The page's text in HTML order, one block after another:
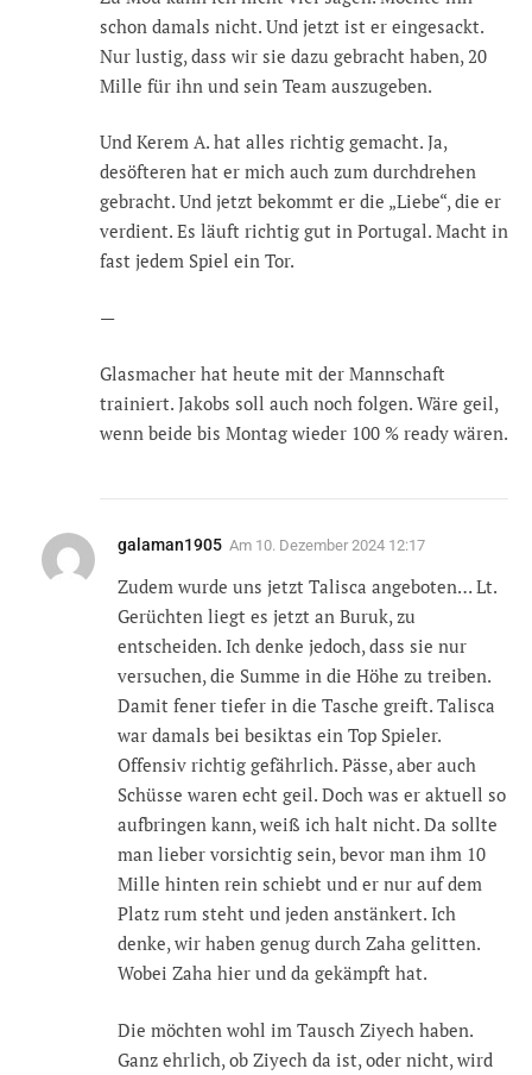
schon damals nicht. Und jetzt ist er eingesackt.
Nur lustig, dass wir sie dazu gebracht haben, 20
Mille für ihn und sein Team auszugeben.
Und Kerem A. hat alles richtig gemacht. Ja,
desöfteren hat er mich auch zum durchdrehen
gebracht. Und jetzt bekommt er die „Liebe“, die er
verdient. Es läuft richtig gut in Portugal. Macht in
fast jedem Spiel ein Tor.
—
Glasmacher hat heute mit der Mannschaft
trainiert. Jakobs soll auch noch folgen. Wäre geil,
wenn beide bis Montag wieder 100 % ready wären.
galaman1905 Am 10. Dezember 2024 12:17
Zudem wurde uns jetzt Talisca angeboten… Lt.
Gerüchten liegt es jetzt an Buruk, zu
entscheiden. Ich denke jedoch, dass sie nur
versuchen, die Summe in die Höhe zu treiben.
Damit fener tiefer in die Tasche greift. Talisca
war damals bei besiktas ein Top Spieler.
Offensiv richtig gefährlich. Pässe, aber auch
Schüsse waren echt geil. Doch was er aktuell so
aufbringen kann, weiß ich halt nicht. Da sollte
man lieber vorsichtig sein, bevor man ihm 10
Mille hinten rein schiebt und er nur auf dem
Platz rum steht und jeden anstänkert. Ich
denke, wir haben genug durch Zaha gelitten.
Wobei Zaha hier und da gekämpft hat.
Die möchten wohl im Tausch Ziyech haben.
Ganz ehrlich, ob Ziyech da ist, oder nicht, wird